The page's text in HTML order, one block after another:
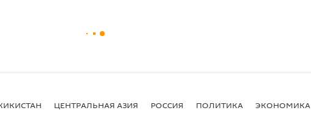
ЦЕНТРАЛЬНАЯ АЗИЯ РОССИЯ ПОЛИТИКА ЭКОНОМИКА